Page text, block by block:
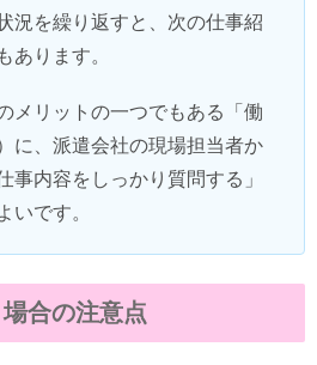
況を繰り返すと、次の仕事紹
あります。
メリットの一つでもある「働
に、派遣会社の現場担当者か
事内容をしっかり質問する」
いです。
合の注意点